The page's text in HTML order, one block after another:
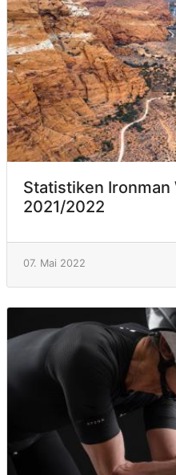
Statistiken Ironman
2021/2022
07. Mai 2022